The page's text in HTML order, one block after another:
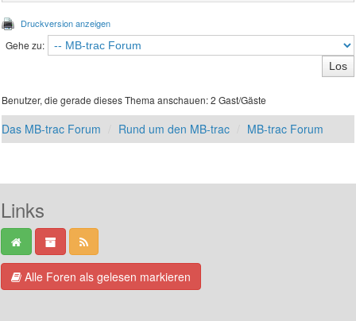
Druckversion anzeigen
Gehe zu:
Benutzer, die gerade dieses Thema anschauen: 2 Gast/Gäste
Das MB-trac Forum Rund um den MB-trac MB-trac Forum
Links
Alle Foren als gelesen markieren